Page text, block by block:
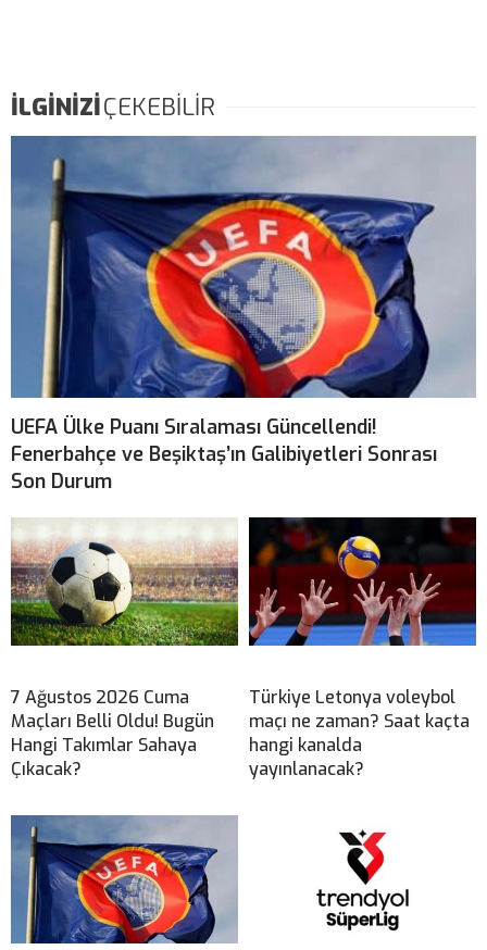
İLGİNİZİÇEKEBİLİR
UEFA Ülke Puanı Sıralaması Güncellendi!
Fenerbahçe ve Beşiktaş’ın Galibiyetleri Sonrası
Son Durum
7 Ağustos 2026 Cuma
Maçları Belli Oldu! Bugün
Hangi Takımlar Sahaya
Çıkacak?
Türkiye Letonya voleybol
maçı ne zaman? Saat kaçta
hangi kanalda
yayınlanacak?